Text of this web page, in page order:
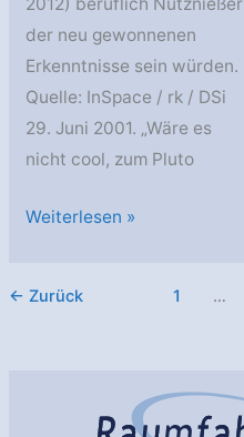
2012) beruflich Nutznießer
der neu gewonnenen
Erkenntnisse sein würden.
Quelle: InSpace / rk / DSi
29. Juni 2001. „Wäre es
nicht cool, zum Pluto
„Planetary
Pluto-
Weiterlesen »
← Zurück 1 …